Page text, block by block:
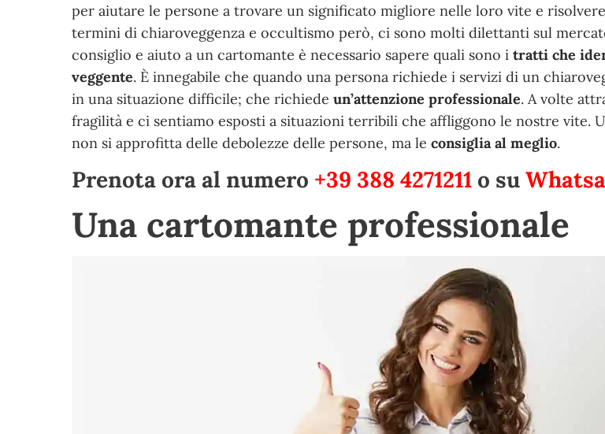
per aiutare le persone a trovare un significato migliore nelle loro vite e
termini di chiaroveggenza e occultismo però, ci sono molti dilettanti sul
consiglio e aiuto a un cartomante è necessario sapere quali sono itratti che
veggente. È innegabile che quando una persona richiede i servizi di un
in una situazione difficile; che richiedeun’attenzione professionale. A volte
fragilità e ci sentiamo esposti a situazioni terribili che affliggono le nostre vite.
non si approfitta delle debolezze delle persone, ma leconsiglia al meglio.
Prenota ora al numero +39 388 4271211 o su
Una cartomante professionale